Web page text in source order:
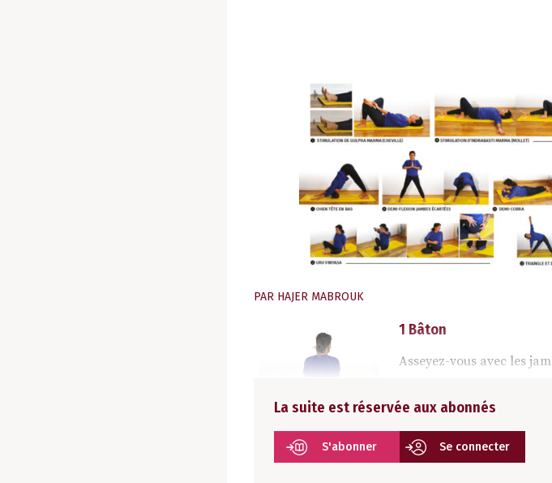
PAR HAJER MABROUK
1 Bâton
Asseyez-vous avec les
La suite est réservée aux abonnés
S'abonner Se connecter